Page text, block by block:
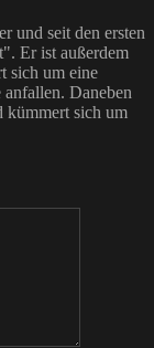
und seit den ersten
Er ist außerdem
sich um eine
Daneben
kümmert sich um